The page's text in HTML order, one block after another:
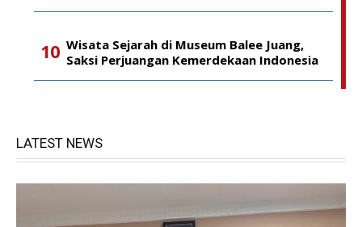
Wisata Sejarah di Museum Balee Juang,
Saksi Perjuangan Kemerdekaan Indonesia
LATEST NEWS